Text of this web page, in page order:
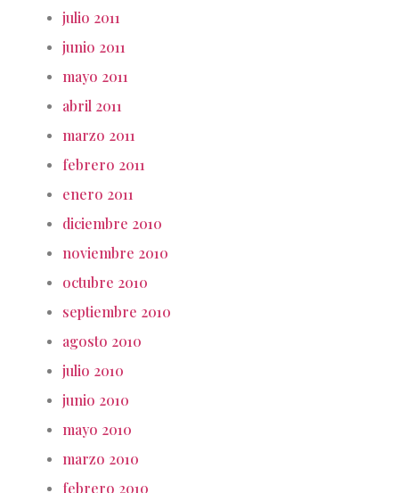
julio 2011
junio 2011
mayo 2011
abril 2011
marzo 2011
febrero 2011
enero 2011
diciembre 2010
noviembre 2010
octubre 2010
septiembre 2010
agosto 2010
julio 2010
junio 2010
mayo 2010
marzo 2010
febrero 2010